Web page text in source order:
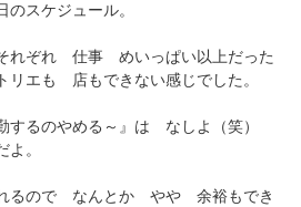
スケジュール。
ぞれ 仕事 めいっぱい以上だった
エも 店もできない感じでした。
するのやめる～』は なしよ（笑）
。
るので なんとか やや 余裕もでき